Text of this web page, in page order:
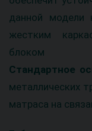
данной модели
жестким
блоком
Стандартное
металлических
матраса на